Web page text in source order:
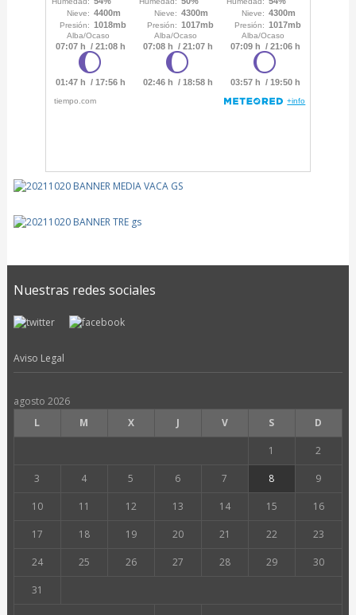
Nuestras redes sociales
Aviso Legal
agosto 2026
L
M X J V S D
1 2
3 4 5 6 7 8 9
10 11 12 13 14 15 16
17 18 19 20 21 22 23
24 25 26 27 28 29 30
31